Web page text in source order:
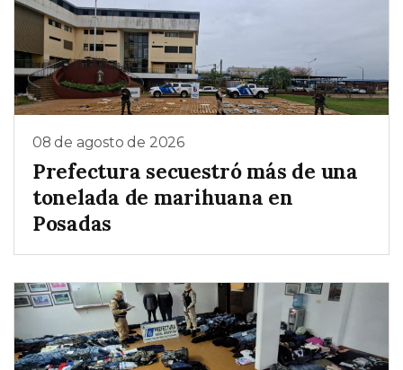
08 de agosto de 2026
Prefectura secuestró más de una
tonelada de marihuana en
Posadas